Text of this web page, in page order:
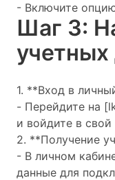
- Включите
Шаг 3:
1. **Вход в
- Перейдите на
и войдите в свой
2. **Получение
- В личном
данные для